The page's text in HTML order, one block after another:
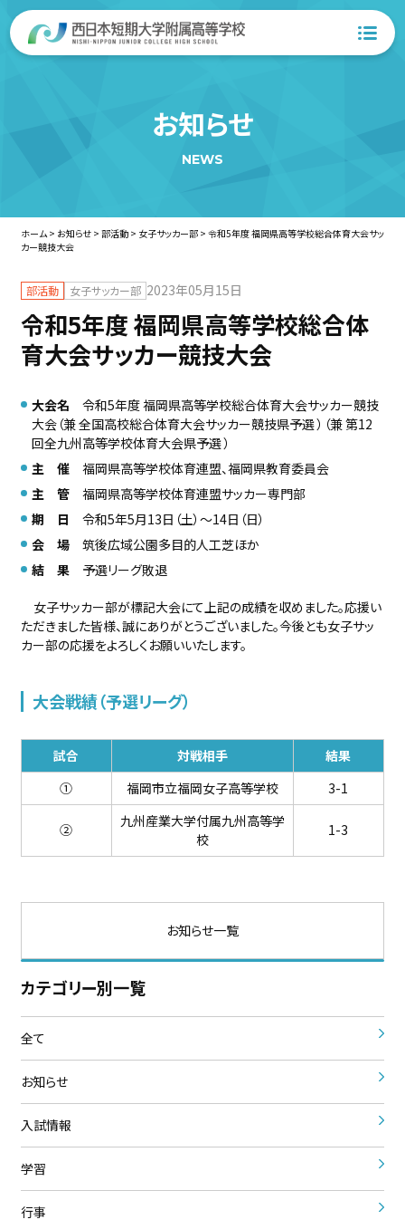
お知らせ
NEWS
ホーム> お知らせ> 部活動> 女子サッカー部> 令和5年度 福岡県高等学校総合体育大会サッ
カー競技大会
部活動 女子サッカー部 2023年05月15日
令和5年度 福岡県高等学校総合体
育大会サッカー競技大会
大会名 令和5年度 福岡県高等学校総合体育大会サッカー競技
大会（兼 全国高校総合体育大会サッカー競技県予選 ）（兼 第12
回全九州高等学校体育大会県予選 ）
主 催福岡県高等学校体育連盟、福岡県教育委員会
主 管福岡県高等学校体育連盟サッカー専門部
期 日 令和5年5月13日（土）〜14日（日）
会 場筑後広域公園多目的人工芝ほか
結 果予選リーグ敗退
女子サッカー部が標記大会にて上記の成績を収めました。応援い
ただきました皆様、誠にありがとうございました。今後とも女子サッ
カー部の応援をよろしくお願いいたします。
大会戦績（予選リーグ）
試合 対戦相手
結果
①
福岡市立福岡女子高等学校 3-1
②
九州産業大学付属九州高等学
校
1-3
お知らせ一覧
カテゴリー別一覧
全て
お知らせ
入試情報
学習
行事